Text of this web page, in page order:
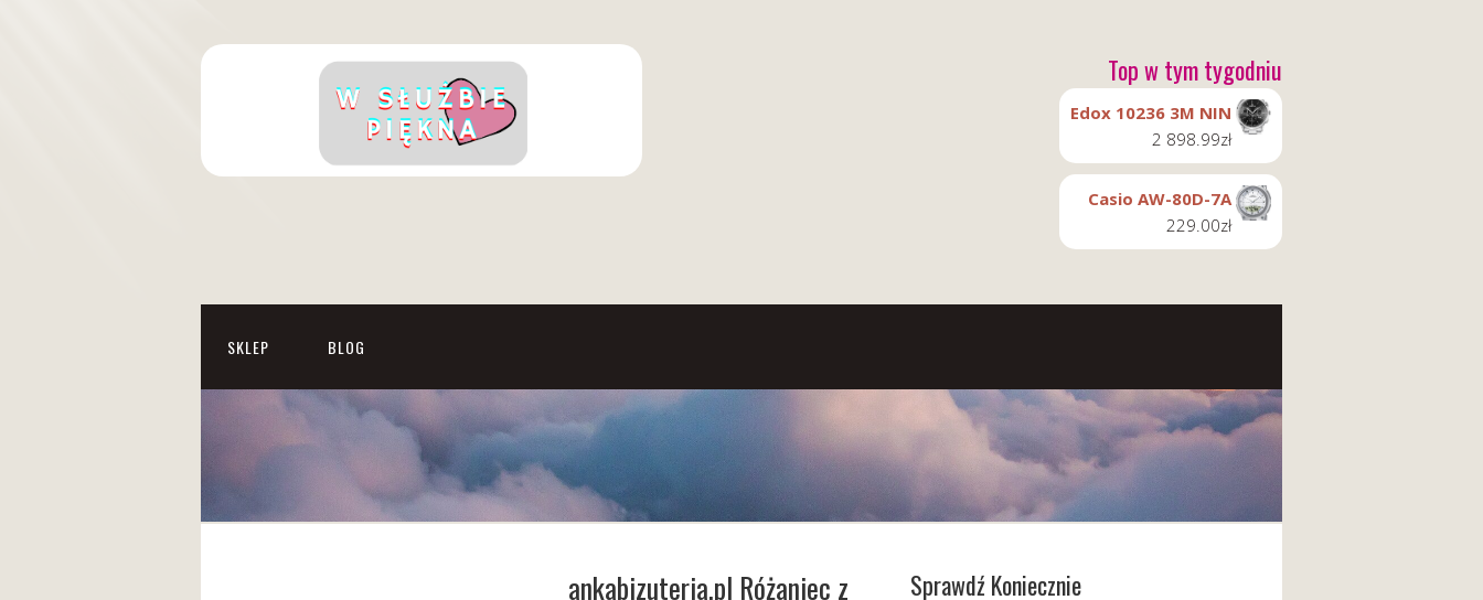
Top w tym tygodniu
Edox 10236 3M NIN
2 898.99zł
Casio AW-80D-7A
229.00zł
SKLEP BLOG
ankabizuteria.pl Różaniec z
Sprawdź Koniecznie